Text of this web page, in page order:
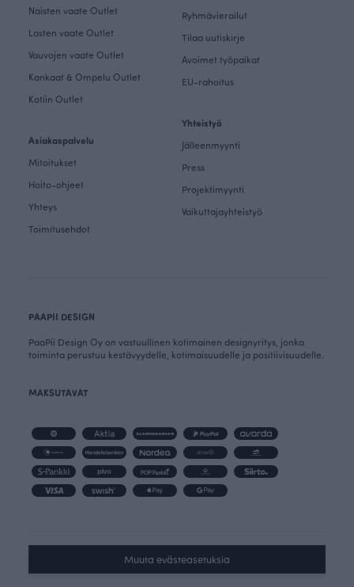
Naisten vaate Outlet
Lasten vaate Outlet
Vauvojen vaate Outlet
Kankaat & Ompelu Outlet
Kotiin Outlet
Asiakaspalvelu
Mitoitukset
Hoito-ohjeet
Yhteys
Toimitusehdot
Ryhmävierailut
Tilaa uutiskirje
Avoimet työpaikat
EU-rahoitus
Yhteistyö
Jälleenmyynti
Press
Projektimyynti
Vaikuttajayhteistyö
PAAPII DESIGN
PaaPii Design Oy on vastuullinen kotimainen designyritys, jonka
toiminta perustuu kestävyydelle, kotimaisuudelle ja positiivisuudelle.
MAKSUTAVAT
Muuta evästeasetuksia